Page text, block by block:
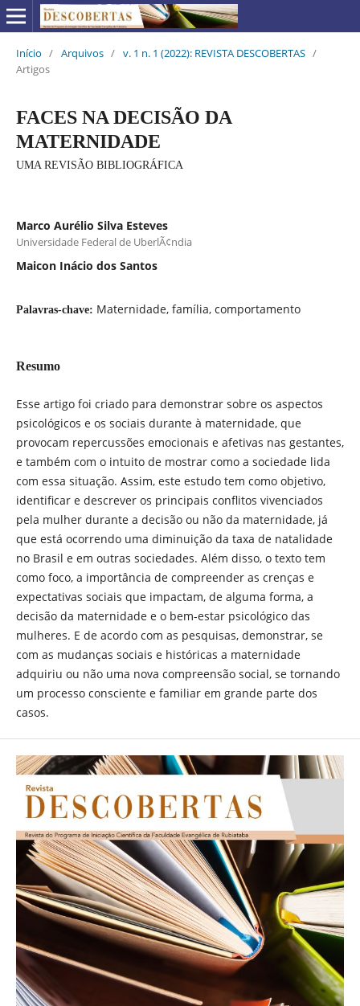
Início / Arquivos / v. 1 n. 1 (2022): REVISTA DESCOBERTAS /
Artigos
FACES NA DECISÃO DA
MATERNIDADE
UMA REVISÃO BIBLIOGRÁFICA
Marco Aurélio Silva Esteves
Universidade Federal de UberlÃ¢ndia
Maicon Inácio dos Santos
Palavras-chave: Maternidade, família, comportamento
Resumo
Esse artigo foi criado para demonstrar sobre os aspectos
psicológicos e os sociais durante à maternidade, que
provocam repercussões emocionais e afetivas nas gestantes,
e também com o intuito de mostrar como a sociedade lida
com essa situação. Assim, este estudo tem como objetivo,
identificar e descrever os principais conflitos vivenciados
pela mulher durante a decisão ou não da maternidade, já
que está ocorrendo uma diminuição da taxa de natalidade
no Brasil e em outras sociedades. Além disso, o texto tem
como foco, a importância de compreender as crenças e
expectativas sociais que impactam, de alguma forma, a
decisão da maternidade e o bem-estar psicológico das
mulheres. E de acordo com as pesquisas, demonstrar, se
com as mudanças sociais e históricas a maternidade
adquiriu ou não uma nova compreensão social, se tornando
um processo consciente e familiar em grande parte dos
casos.